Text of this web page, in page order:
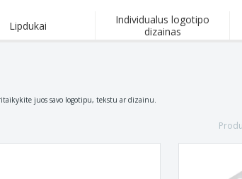
Lipdukai
Individualus logotipo
dizainas
juos savo logotipu, tekstu ar dizainu.